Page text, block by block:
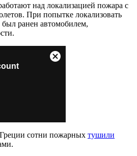
над локализацией пожара с
При попытке локализовать
ранен автомобилем,
сотни пожарных тушили